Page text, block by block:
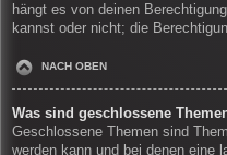
hängt es von deinen
kannst oder nicht; die
NACH OBEN
Was sind geschlossene
Geschlossene Themen sind
werden kann und bei denen eine